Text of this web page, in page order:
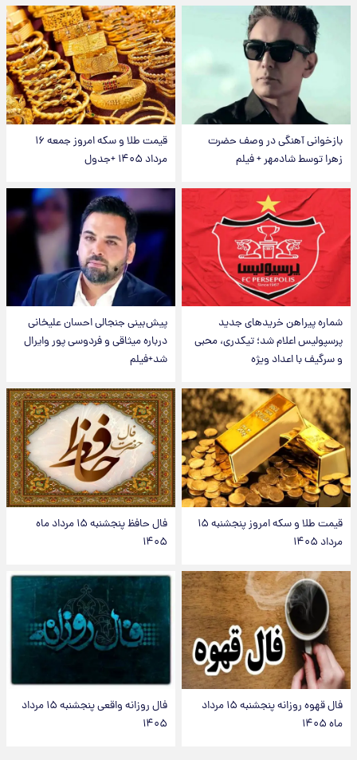
بازخوانی آهنگی در وصف حضرت
زهرا توسط شادمهر + فیلم
قیمت طلا و سکه امروز جمعه ۱۶
مرداد ۱۴۰۵ +جدول
شماره پیراهن خریدهای جدید
پرسپولیس اعلام شد؛ تیکدری، محبی
و سرگیف با اعداد ویژه
پیش‌بینی جنجالی احسان علیخانی
درباره میثاقی و فردوسی پور وایرال
شد+فیلم
قیمت طلا و سکه امروز پنجشنبه ۱۵
مرداد ۱۴۰۵
فال حافظ پنجشنبه ۱۵ مرداد ماه
۱۴۰۵
فال قهوه روزانه پنجشنبه ۱۵ مرداد
ماه ۱۴۰۵
فال روزانه واقعی پنجشنبه ۱۵ مرداد
۱۴۰۵